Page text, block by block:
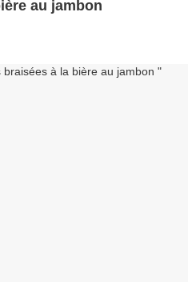
au jambon